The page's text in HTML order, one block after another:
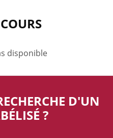
disponible
D'UN
?